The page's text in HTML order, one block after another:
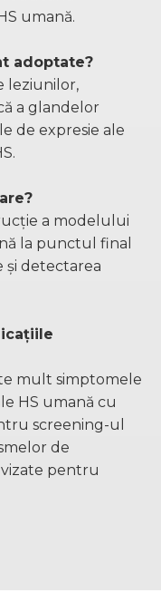
umană.
adoptate?
leziunilor,
a glandelor
de expresie ale
a modelului
la punctul final
detectarea
mult simptomele
HS umană cu
screening-ul
de
pentru